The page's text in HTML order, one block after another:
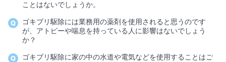
ことはないでしょうか。
ゴキブリ駆除には業務用の薬剤を使用されると思うのです
が、アトピーや喘息を持っている人に影響はないでしょう
か？
ゴキブリ駆除に家の中の水道や電気などを使用することはご